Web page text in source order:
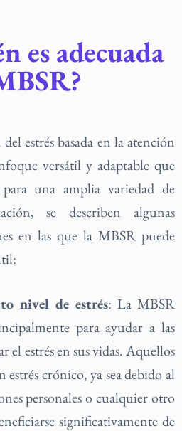
es adecuada
estrés basada en la atención
versátil y adaptable que
una amplia variedad de
se describen algunas
en las que la MBSR puede
nivel de estrés: La MBSR
para ayudar a las
el estrés en sus vidas. Aquellos
estrés crónico, ya sea debido al
personales o cualquier otro
significativamente de